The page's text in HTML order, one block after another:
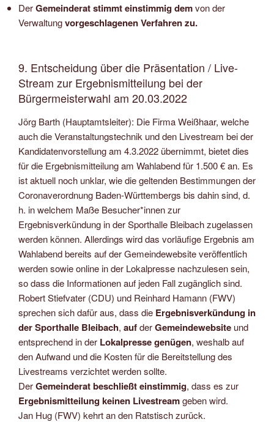
DerGemeinderat stimmt einstimmigdemvon der
Verwaltungvorgeschlagenen Verfahren zu.
9. Entscheidung über die Präsentation / Live-
Stream zur Ergebnismitteilung bei der
Bürgermeisterwahl am 20.03.2022
Jörg Barth (Hauptamtsleiter): Die Firma Weißhaar, welche
auch die Veranstaltungstechnik und den Livestream bei der
Kandidatenvorstellung am 4.3.2022 übernimmt, bietet dies
für die Ergebnismitteilung am Wahlabend für 1.500 € an. Es
ist aktuell noch unklar, wie die geltenden Bestimmungen der
Coronaverordnung Baden-Württembergs bis dahin sind, d.
h. in welchem Maße Besucher*innen zur
Ergebnisverkündung in der Sporthalle Bleibach zugelassen
werden können. Allerdings wird das vorläufige Ergebnis am
Wahlabend bereits auf der Gemeindewebsite veröffentlich
werden sowie online in der Lokalpresse nachzulesen sein,
so dass die Informationen auf jeden Fall zugänglich sind.
Robert Stiefvater (CDU) und Reinhard Hamann (FWV)
sprechen sich dafür aus, dass die Ergebnisverkündung in
der Sporthalle Bleibach, aufderGemeindewebsite und
entsprechend in der Lokalpresse genügen, weshalb auf
den Aufwand und die Kosten für die Bereitstellung des
Livestreams verzichtet werden sollte.
DerGemeinderat beschließt einstimmig, dass es zur
Ergebnismitteilung keinen Livestreamgeben wird.
Jan Hug (FWV) kehrt an den Ratstisch zurück.